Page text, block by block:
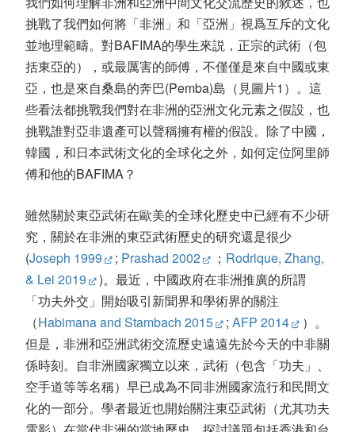
挑戰了我們如何將「非洲」和「亞洲」視爲互斥的文化
並地理範疇。對BAFIMA的學生來説，正宗的武術（包
括東亞的），或最厲害的師傅，不僅僅是來自中國或東
亞，也是來自桑島的奔巴(Pemba)島（見圖片1）。這
些看法都挑戰我們對在非洲的亞洲文化元素之假設，也
挑戰誰對亞非遺產可以聲稱擁有權的假設。除了中國，
韓國，和日本武術文化的全球化之外，如何定位阿里師
傅和他的BAFIMA？
雖然關於東亞武術在歐美的全球化歷史中已經有不少研
究，關於在非洲的東亞武術歷史的研究還是很少
(Joseph 1999 ; Prashad 2002 ； Rodrique, Zhang,
& Lei 2019
)。最近，中國政府在非洲推廣的所謂
「功夫外交」開始吸引新聞界和學術界的關注
（Habimana and Stambach 2015 ; AFP 2014
）。
但是，非洲和亞洲武術交流歷史遠遠先於今天的中非關
係時刻。自非洲國家獨立以來，武術（包含「功夫」、
空手道等等名稱）早已成為不同非洲國家流行和民間文
化的一部分。學者最近也開始關注東亞武術（尤其功夫